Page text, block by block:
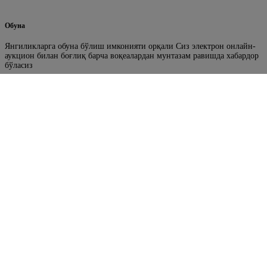
Обуна
Янгиликларга обуна бўлиш имконияти орқали Сиз электрон онлайн-
аукцион билан боғлиқ барча воқеалардан мунтазам равишда хабардор
бўласиз